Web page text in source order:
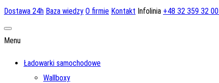
Dostawa 24h Baza wiedzy O firmie Kontakt Infolinia +48 32 359 32 00
Menu
Ładowarki samochodowe
Wallboxy